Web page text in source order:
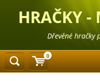
HRAČKY -
Dřevěné hračky
0